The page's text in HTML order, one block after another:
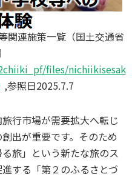
関連施策一覧（国土交通省
files/nichiikisesak
,参照日2025.7.7
行市場が需要拡大へ転じ
出が重要です。そのため
旅」という新たな旅のス
する「第２のふるさとづ